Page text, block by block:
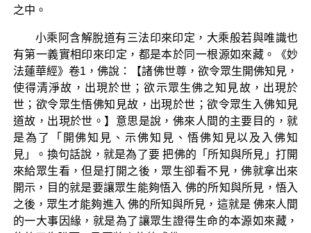
之中。
小乘阿含解脫道有三法印來印定，大乘般若與唯識也
有第一義實相印來印定，都是本於同一根源如來藏。《妙
法蓮華經》卷1，佛說：【諸佛世尊，欲令眾生開佛知見，
使得清淨故，出現於世；欲示眾生佛之知見故，出現於
世；欲令眾生悟佛知見故，出現於世；欲令眾生入佛知見
道故，出現於世。】意思是說，佛來人間的主要目的，就
是為了「開佛知見、示佛知見、悟佛知見以及入佛知
見」。換句話說，就是為了要 把佛的「所知與所見」打開
來給眾生看，但是打開之後，眾生卻看不見，佛就拿出來
開示，目的就是要讓眾生能夠悟入 佛的所知與所見，悟入
之後，眾生才能夠進入 佛的所知與所見，這就是 佛來人間
的一大事因緣，就是為了讓眾生證得生命的本源如來藏，